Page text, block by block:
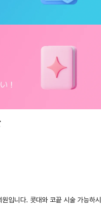
입니다. 콧대와 코끝 시술 가능하시